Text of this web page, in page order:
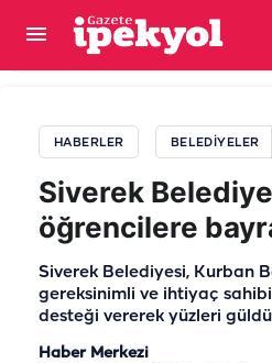
HABERLER BELEDIYELER
Siverek
öğrencilere
Siverek Belediyesi, Kurban
gereksinimli ve ihtiyaç
desteği vererek yüzleri
Haber Merkezi
Şanlıurfa’da raflarda